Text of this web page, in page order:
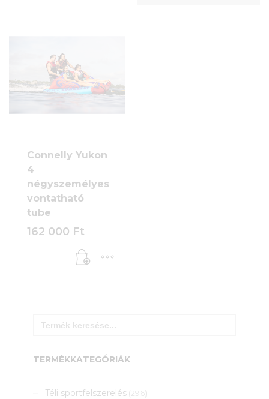
Connelly Yukon
4
négyszemélyes
vontatható
tube
162 000 Ft
for:
TERMÉKKATEGÓRIÁK
Téli sportfelszerelés (296)